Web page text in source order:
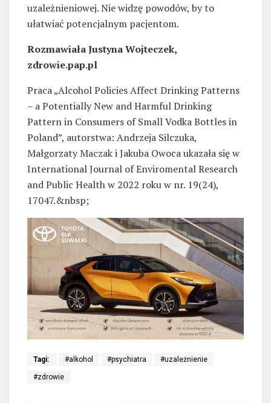
uzależnieniowej. Nie widzę powodów, by to
ułatwiać potencjalnym pacjentom.
Rozmawiała Justyna Wojteczek,
zdrowie.pap.pl
Praca „Alcohol Policies Affect Drinking Patterns
– a Potentially New and Harmful Drinking
Pattern in Consumers of Small Vodka Bottles in
Poland”, autorstwa: Andrzeja Silczuka,
Małgorzaty Maczak i Jakuba Owoca ukazała się w
International Journal of Enviromental Research
and Public Health w 2022 roku w nr. 19(24),
17047.&nbsp;
Tagi: #alkohol #psychiatra #uzależnienie
#zdrowie